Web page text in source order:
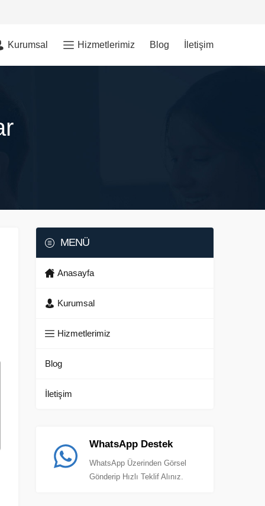
Kurumsal Hizmetlerimiz Blog İletişim
MENÜ
Anasayfa
Kurumsal
Hizmetlerimiz
Blog
İletişim
WhatsApp Destek
WhatsApp Üzerinden Görsel
Gönderip Hızlı Teklif Alınız.